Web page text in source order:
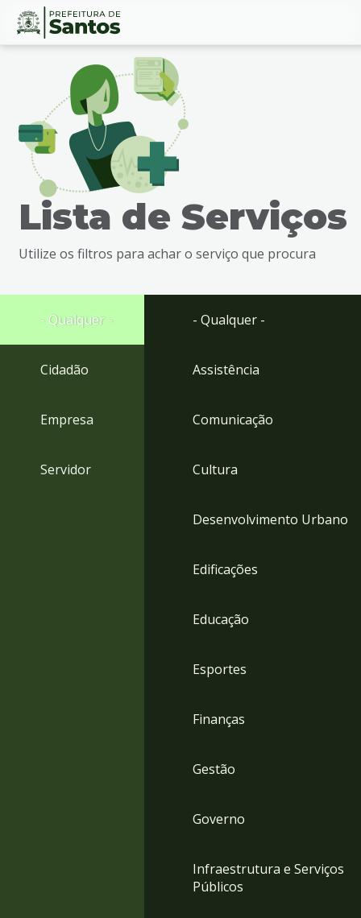
Ir
busca
Ir
rodapé
Conteúdo
Lista de Serviços
Utilize os filtros para achar o serviço que procura
- Qualquer -
Cidadão
Empresa
Servidor
- Qualquer -
Assistência
Comunicação
Cultura
Desenvolvimento Urbano
Edificações
Educação
Esportes
Finanças
Gestão
Governo
Infraestrutura e Serviços
Públicos